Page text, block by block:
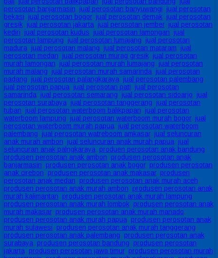
perosotan banjarmasin, jual perosotan banyuwangi, jual perosotan
bekasi, jual perosotan bogor, jual perosotan demak, jual perosotan
gresik, jual perosotan jakarta, jual perosotan jember, jual perosotan
kediri, jual perosotan kudus, jual perosotan lamongan, jual
perosotan lampung, jual perosotan lumajang, jual perosotan
madura, jual perosotan malang, jual perosotan mataram, jual
perosotan medan, jual perosotan murag gresik, jual perosotan
murah lamongan, jual perosotan murah lumajang, jual perosotan
murah malang, jual perosotan murah samarinda, jual perosotan
padang, jual perosotan palangkaraya, jual perosotan palembang,
jual perosotan papua, jual perosotan pati, jual perosotan
samarinda, jual perosotan semarang, jual perosotan sidoarjo, jual
perosotan surabaya, jual perosotan tanggerang, jual perosotan
tuban, jual perosotan waterboom balikpapan, jual perosotan
waterboom lampung, jual perosotan waterboom murah bogor, jual
perosotan waterboom murah papua, jual perosotan waterboom
palembang, jual perosotan watreboom amkasar, jual seluncuran
anak murah ambon, jual seluncuran anak murah papua, jual
seluncuran anak palngkaraya, produen perosotan anak bandung,
produsen perosotan anak ambon, produsen perosotan anak
banjarmasin, produsen perosotan anak bogor, produsen perosotan
anak cirebon, produsen perosotan anak makasar, produsen
perosotan anak medan, produsen perosotan anak murah aceh,
produsen perosotan anak murah ambon, produsen perosotan anak
murah kalimantan, produsen perosotan anak murah lampung,
produsen perosotan anak murah lombok, produsen perosotan anak
murah makasar, produsen perosotan anak murah manado,
produsen perosotan anak murah papua, produsen perosotan anak
murah sulawesi, produsen perosotan anak murah tanggerang,
produsen perosotan anak palembang, produsen perosotan anak
surabaya, produsen perosotan bandung, produsen perosotan
jakarta, produsen perosotan jawa timur, produsen perosotan murah